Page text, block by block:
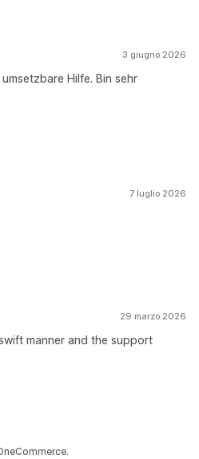
3 giugno 2026
Hilfe. Bin sehr
7 luglio 2026
29 marzo 2026
manner and the support